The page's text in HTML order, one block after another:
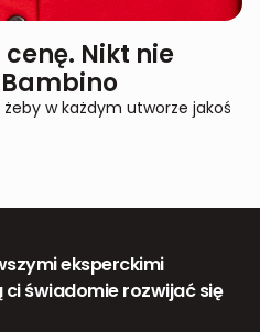
Nikt nie
w każdym utworze jakoś
eksperckimi
świadomie rozwijać się